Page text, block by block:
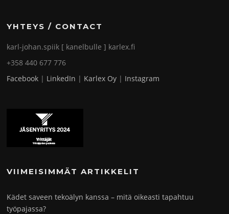
YHTEYS / CONTACT
karl-johan.spiik [ kanelbulle ] karlex.fi
+358 440 677 776
Facebook | LinkedIn | Karlex Oy | Instagram
VIIMEISIMMÄT ARTIKKELIT
Kädet saveen tekoälyn kanssa – mitä oikeasti tapahtuu
työpajassa?